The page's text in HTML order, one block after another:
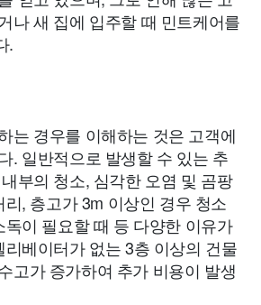
나 새 집에 입주할 때 민트케어를
.
는 경우를 이해하는 것은 고객에
. 일반적으로 발생할 수 있는 추
부의 청소, 심각한 오염 및 곰팡
, 층고가 3m 이상인 경우 청소
이 필요할 때 등 다양한 이유가
베이터가 없는 3층 이상의 건물
고가 증가하여 추가 비용이 발생